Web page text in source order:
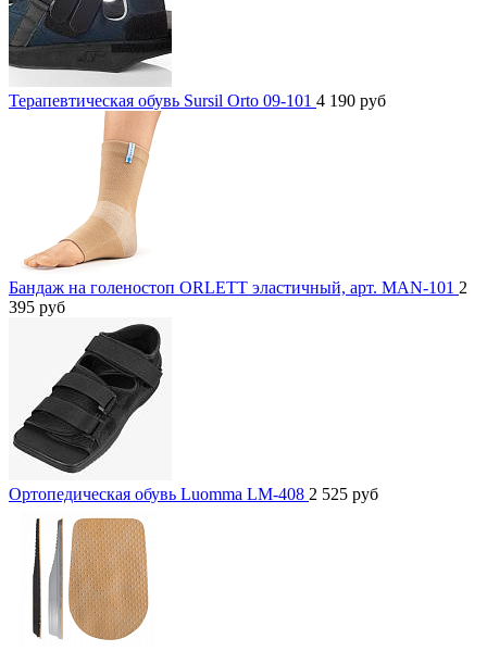
Терапевтическая обувь Sursil Orto 09-101 4 190 руб
Бандаж на голеностоп ORLETT эластичный, арт. MAN-101 2
395 руб
Ортопедическая обувь Luomma LM-408 2 525 руб